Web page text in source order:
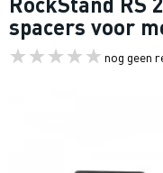
spacers voor
nog geen